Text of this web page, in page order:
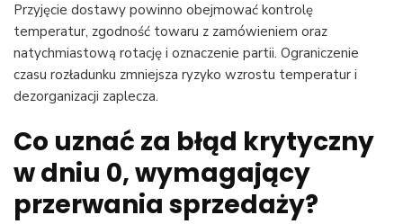
Przyjęcie dostawy powinno obejmować kontrolę
temperatur, zgodność towaru z zamówieniem oraz
natychmiastową rotację i oznaczenie partii. Ograniczenie
czasu rozładunku zmniejsza ryzyko wzrostu temperatur i
dezorganizacji zaplecza.
Co uznać za błąd krytyczny
w dniu 0, wymagający
przerwania sprzedaży?